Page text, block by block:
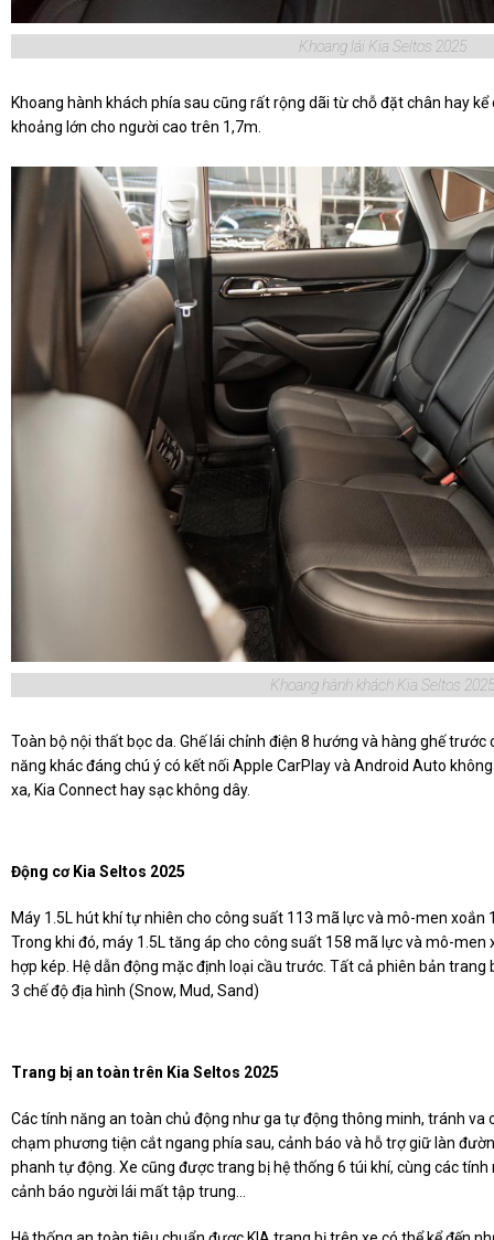
Khoang lái Kia Seltos 2025
Khoang hành khách phía sau cũng rất rộng dãi từ chỗ đặt chân hay
khoảng lớn cho người cao trên 1,7m.
Khoang hành khách Kia Seltos 2025
Toàn bộ nội thất bọc da. Ghế lái chỉnh điện 8 hướng và hàng ghế
năng khác đáng chú ý có kết nối Apple CarPlay và Android Auto
xa, Kia Connect hay sạc không dây.
Động cơ Kia Seltos 2025
Máy 1.5L hút khí tự nhiên cho công suất 113 mã lực và mô-men xoắn
Trong khi đó, máy 1.5L tăng áp cho công suất 158 mã lực và mô-men
hợp kép. Hệ dẫn động mặc định loại cầu trước. Tất cả phiên bản trang
3 chế độ địa hình (Snow, Mud, Sand)
Trang bị an toàn trên Kia Seltos 2025
Các tính năng an toàn chủ động như ga tự động thông minh, tránh va
chạm phương tiện cắt ngang phía sau, cảnh báo và hỗ trợ giữ làn
phanh tự động. Xe cũng được trang bị hệ thống 6 túi khí, cùng các
cảnh báo người lái mất tập trung...